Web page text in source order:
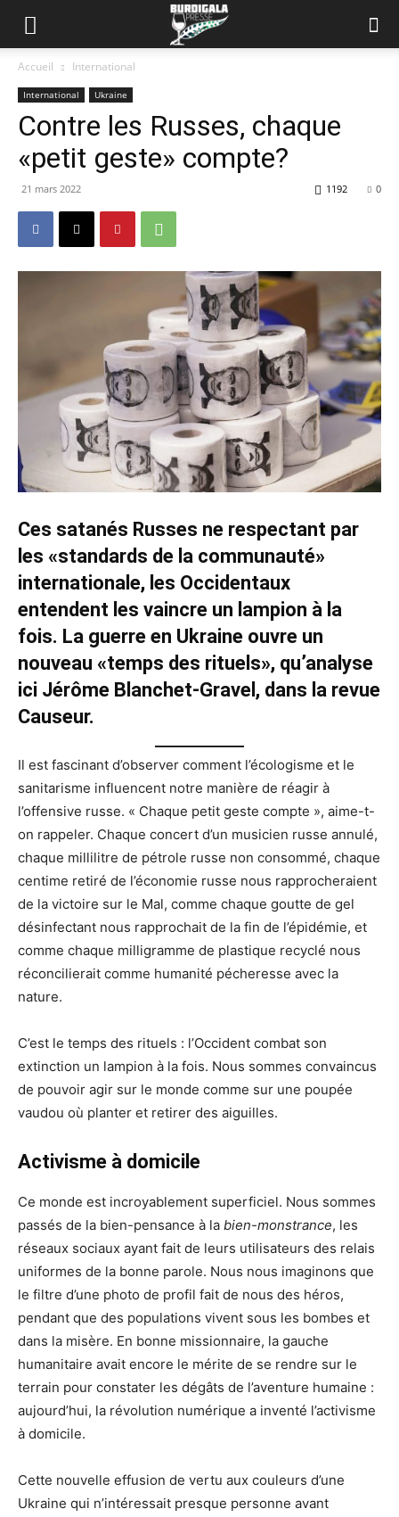
Accueil International
International Ukraine
Contre les Russes, chaque
«petit geste» compte?
21 mars 2022 0
1192
Ces satanés Russes ne respectant par
les «standards de la communauté»
internationale, les Occidentaux
entendent les vaincre un lampion à la
fois. La guerre en Ukraine ouvre un
nouveau «temps des rituels», qu’analyse
ici Jérôme Blanchet-Gravel, dans la revue
Causeur.
Il est fascinant d’observer comment l’écologisme et le
sanitarisme influencent notre manière de réagir à
l’offensive russe. « Chaque petit geste compte », aime-t-
on rappeler. Chaque concert d’un musicien russe annulé,
chaque millilitre de pétrole russe non consommé, chaque
centime retiré de l’économie russe nous rapprocheraient
de la victoire sur le Mal, comme chaque goutte de gel
désinfectant nous rapprochait de la fin de l’épidémie, et
comme chaque milligramme de plastique recyclé nous
réconcilierait comme humanité pécheresse avec la
nature.
C’est le temps des rituels : l’Occident combat son
extinction un lampion à la fois. Nous sommes convaincus
de pouvoir agir sur le monde comme sur une poupée
vaudou où planter et retirer des aiguilles.
Activisme à domicile
Ce monde est incroyablement superficiel. Nous sommes
passés de la bien-pensance à la bien-monstrance, les
réseaux sociaux ayant fait de leurs utilisateurs des relais
uniformes de la bonne parole. Nous nous imaginons que
le filtre d’une photo de profil fait de nous des héros,
pendant que des populations vivent sous les bombes et
dans la misère. En bonne missionnaire, la gauche
humanitaire avait encore le mérite de se rendre sur le
terrain pour constater les dégâts de l’aventure humaine :
aujourd’hui, la révolution numérique a inventé l’activisme
à domicile.
Cette nouvelle effusion de vertu aux couleurs d’une
Ukraine qui n’intéressait presque personne avant